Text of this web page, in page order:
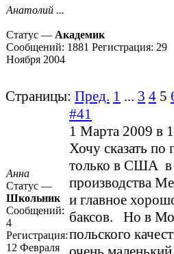
Анатолий ...
Статус — Академик
Сообщений: 1881 Регистрация: 29
Ноября 2004
Страницы: Пред. 1 ... 3 4 5
Анна
Статус —
Школьник
Сообщений:
4
Регистрация:
12 Февраля
#41
1 Марта 2009 в
Хочу сказать
только в США в
производства
и главное
баксов. Но в
польского